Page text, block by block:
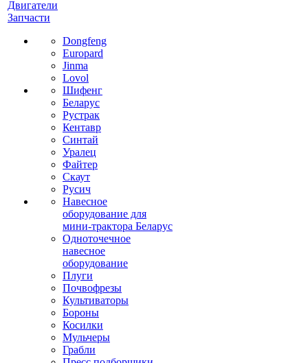
Двигатели
Запчасти
Dongfeng
Europard
Jinma
Lovol
Шифенг
Беларус
Рустрак
Кентавр
Синтай
Уралец
Файтер
Скаут
Русич
Навесное
оборудование для
мини-трактора Беларус
Одноточечное
навесное
оборудование
Плуги
Почвофрезы
Культиваторы
Бороны
Косилки
Мульчеры
Грабли